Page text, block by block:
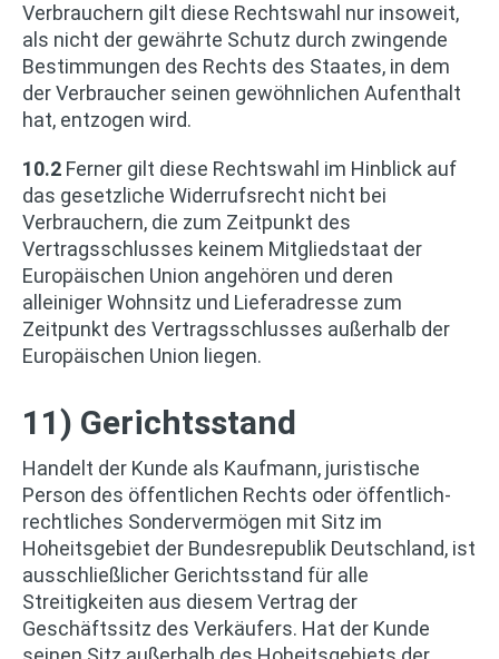
Verbrauchern gilt diese Rechtswahl nur insoweit,
als nicht der gewährte Schutz durch zwingende
Bestimmungen des Rechts des Staates, in dem
der Verbraucher seinen gewöhnlichen Aufenthalt
hat, entzogen wird.
10.2 Ferner gilt diese Rechtswahl im Hinblick auf
das gesetzliche Widerrufsrecht nicht bei
Verbrauchern, die zum Zeitpunkt des
Vertragsschlusses keinem Mitgliedstaat der
Europäischen Union angehören und deren
alleiniger Wohnsitz und Lieferadresse zum
Zeitpunkt des Vertragsschlusses außerhalb der
Europäischen Union liegen.
11) Gerichtsstand
Handelt der Kunde als Kaufmann, juristische
Person des öffentlichen Rechts oder öffentlich-
rechtliches Sondervermögen mit Sitz im
Hoheitsgebiet der Bundesrepublik Deutschland, ist
ausschließlicher Gerichtsstand für alle
Streitigkeiten aus diesem Vertrag der
Geschäftssitz des Verkäufers. Hat der Kunde